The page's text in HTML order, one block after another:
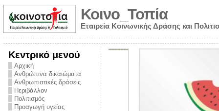
Κοινο_Τοπία
Εταιρεία Κοινωνικής Δράσης και
Κεντρικό μενού
Αρχική
Ανθρώπινα δικαιώματα
Ανθρωπιστικές δράσεις
Περιβάλλον
Πολιτισμός
Προαγωγή υγείας